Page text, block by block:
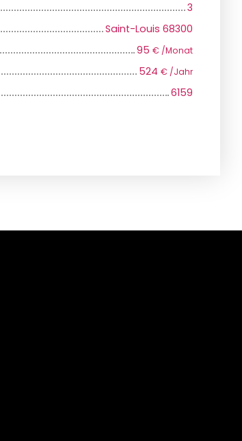
3
Saint-Louis 68300
95 € /Monat
524 € /Jahr
6159